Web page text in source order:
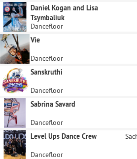
Daniel Kogan and Lisa
Tsymbaliuk
Dancefloor
Vie
Dancefloor
Sanskruthi
Dancefloor
Sabrina Savard
Dancefloor
Level Ups Dance Crew
Dancefloor